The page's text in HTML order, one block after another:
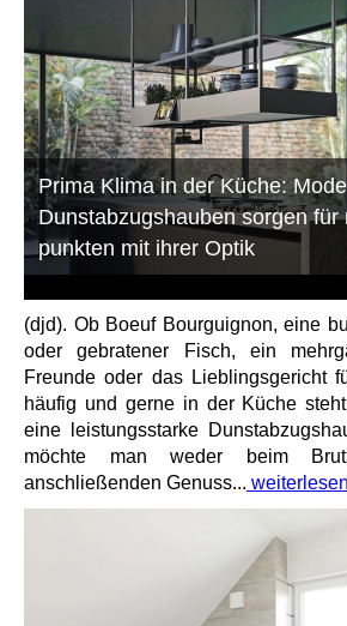
Prima Klima in der Küche:
Dunstabzugshauben sorgen für
punkten mit ihrer Optik
(djd). Ob Boeuf Bourguignon, eine
oder gebratener Fisch, ein
Freunde oder das Lieblingsgericht
häufig und gerne in der Küche
eine leistungsstarke
möchte man weder beim
anschließenden Genuss... weiterlesen